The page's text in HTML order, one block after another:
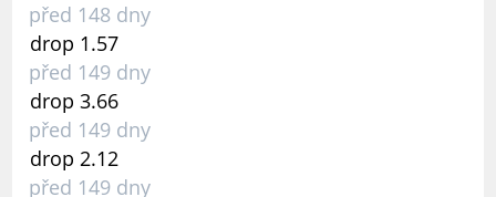
před 148 dny
drop 1.57
před 149 dny
drop 3.66
před 149 dny
drop 2.12
před 149 dny